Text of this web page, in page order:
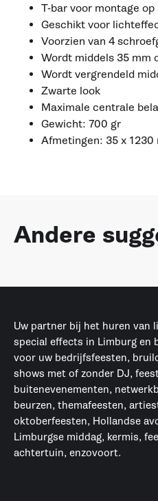
T-bar voor montage
Geschikt voor
Voorzien van 4
Wordt middels 35 mm
Wordt vergrendeld
Zwarte look
Maximale centrale
Gewicht: 700 gr
Afmetingen: 35 x 1230
Andere
Uw partner bij het huren van
special effects in Limburg en
voor uw bedrijfsfeesten,
shows met of zonder DJ,
buitenevenementen,
beurzen, themafeesten,
oktoberfeesten, Hollandse
Limburgse middag, kermis,
achtertuin, enzovoort.